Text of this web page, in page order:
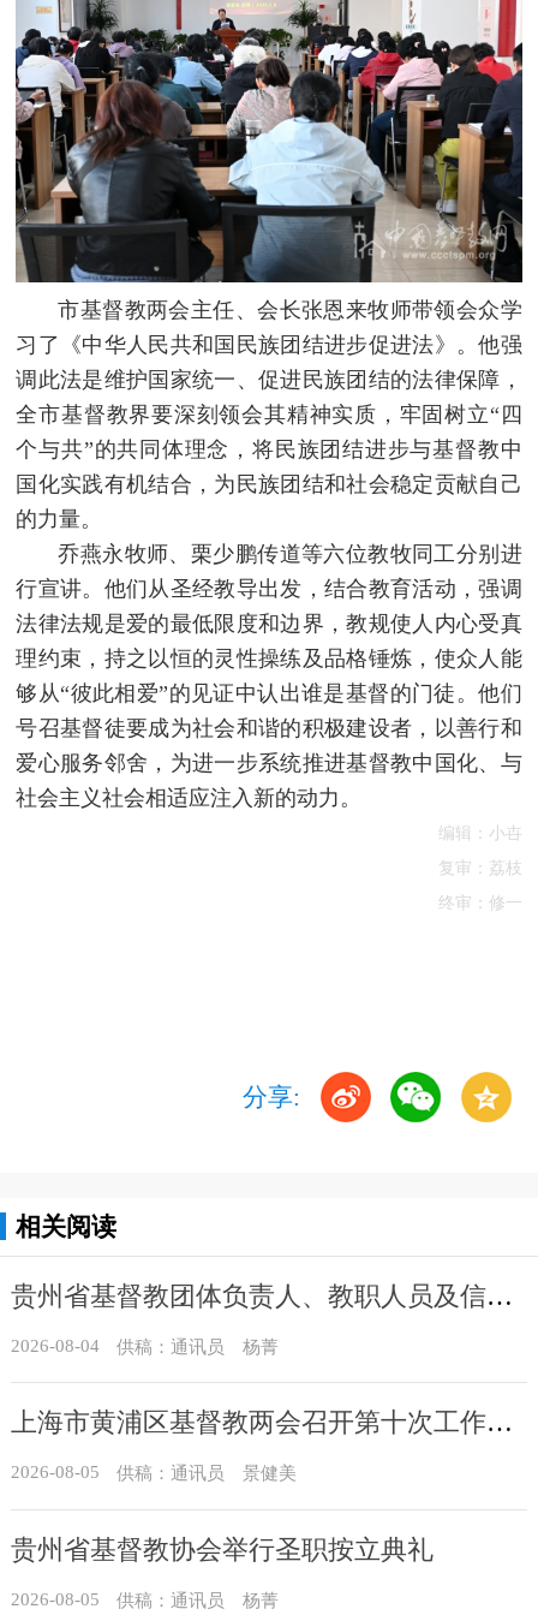
市基督教两会主任、会长张恩来牧师带领会众学
习了《中华人民共和国民族团结进步促进法》。他强
调此法是维护国家统一、促进民族团结的法律保障，
全市基督教界要深刻领会其精神实质，牢固树立“四
个与共”的共同体理念，将民族团结进步与基督教中
国化实践有机结合，为民族团结和社会稳定贡献自己
的力量。
乔燕永牧师、栗少鹏传道等六位教牧同工分别进
行宣讲。他们从圣经教导出发，结合教育活动，强调
法律法规是爱的最低限度和边界，教规使人内心受真
理约束，持之以恒的灵性操练及品格锤炼，使众人能
够从“彼此相爱”的见证中认出谁是基督的门徒。他们
号召基督徒要成为社会和谐的积极建设者，以善行和
爱心服务邻舍，为进一步系统推进基督教中国化、与
社会主义社会相适应注入新的动力。
编辑：小卋
复审：荔枝
终审：修一
分享:
相关阅读
贵州省基督教团体负责人、教职人员及信众骨干培训班在贵州圣经学校举办
2026-08-04 供稿：通讯员 杨菁
上海市黄浦区基督教两会召开第十次工作会议暨沐恩堂管理机构七月份联席会议
2026-08-05 供稿：通讯员 景健美
贵州省基督教协会举行圣职按立典礼
2026-08-05 供稿：通讯员 杨菁